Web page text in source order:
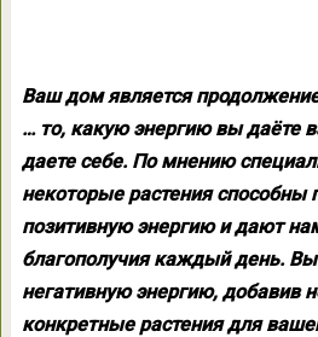
Ваш дом является
… то, какую энергию вы даёте
даете себе. По мнению
некоторые растения способны
позитивную энергию и дают
благополучия каждый день.
негативную энергию, добавив
конкретные растения для